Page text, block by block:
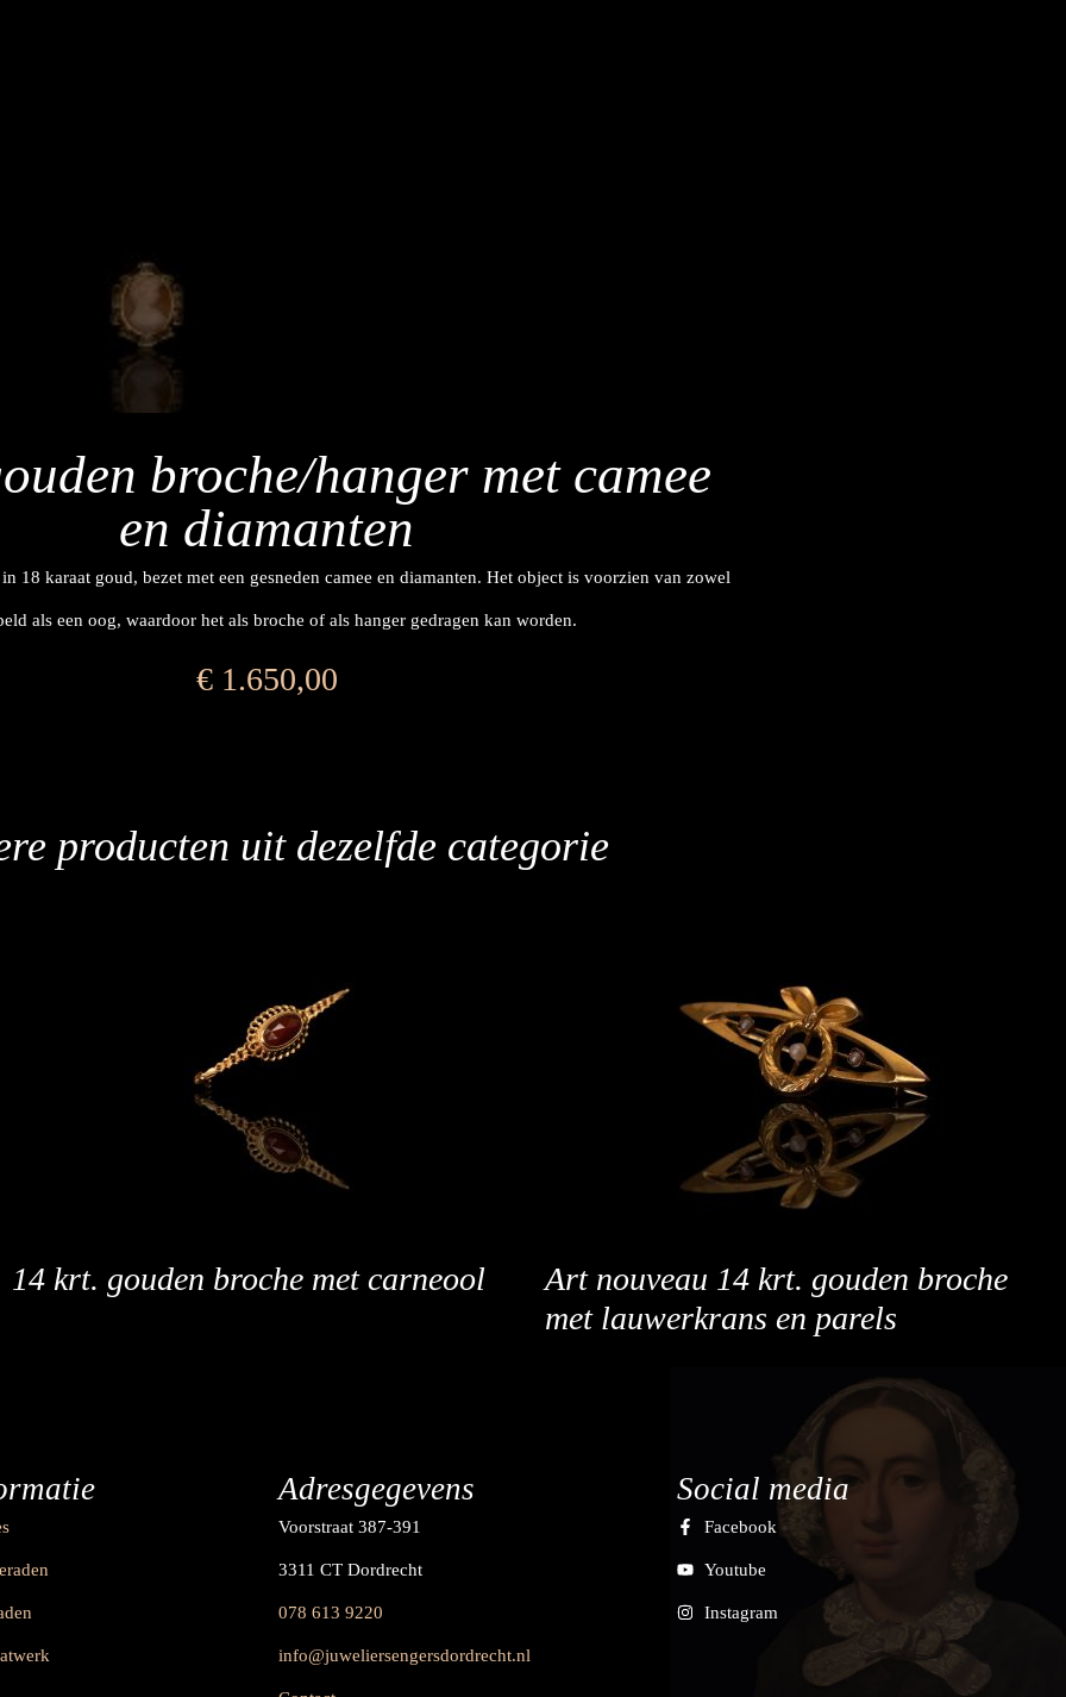
broche/hanger met camee
en diamanten
18 karaat goud, bezet met een gesneden camee en diamanten. Het object is voorzien van zowel
als een oog, waardoor het als broche of als hanger gedragen kan worden.
€1.650,00
producten uit dezelfde categorie
14 krt. gouden broche met carneool
Art nouveau 14 krt. gouden broche
met lauwerkrans en parels
Adresgegevens
Voorstraat 387-391
3311 CT Dordrecht
078 613 9220
info@juweliersengersdordrecht.nl
Social media
Facebook
Youtube
Instagram